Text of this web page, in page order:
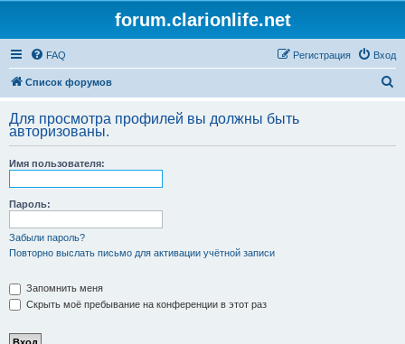
forum.clarionlife.net
FAQ Вход
Регистрация
Список форумов
с
Для просмотра профилей вы должны быть
авторизованы.
Имя пользователя:
Пароль:
Забыли пароль?
Повторно выслать письмо для активации учётной записи
Запомнить меня
Скрыть моё пребывание на конференции в этот раз